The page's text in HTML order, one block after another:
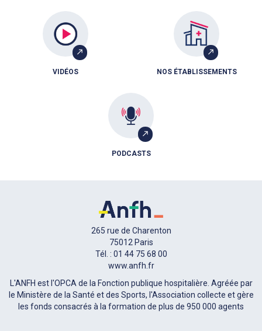
VIDÉOS NOS ÉTABLISSEMENTS
PODCASTS
265 rue de Charenton
75012 Paris
Tél. : 01 44 75 68 00
www.anfh.fr
L'ANFH est l'OPCA de la Fonction publique hospitalière. Agréée par
le Ministère de la Santé et des Sports, l'Association collecte et gère
les fonds consacrés à la formation de plus de 950 000 agents